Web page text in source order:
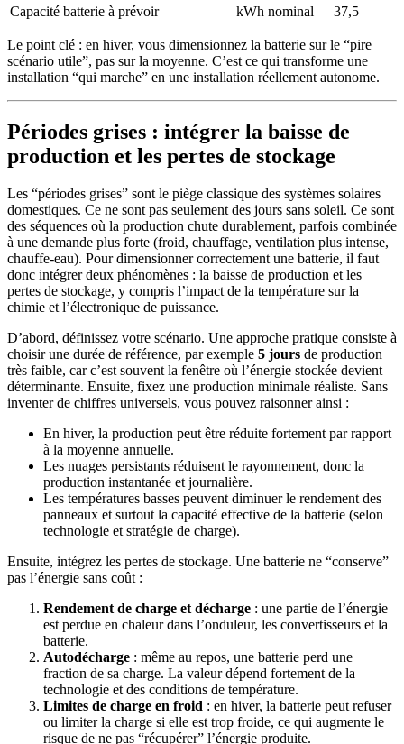
Capacité batterie à prévoir
kWh nominal 37,5
Le point clé : en hiver, vous dimensionnez la batterie sur le “pire
scénario utile”, pas sur la moyenne. C’est ce qui transforme une
installation “qui marche” en une installation réellement autonome.
Périodes grises : intégrer la baisse de
production et les pertes de stockage
Les “périodes grises” sont le piège classique des systèmes solaires
domestiques. Ce ne sont pas seulement des jours sans soleil. Ce sont
des séquences où la production chute durablement, parfois combinée
à une demande plus forte (froid, chauffage, ventilation plus intense,
chauffe-eau). Pour dimensionner correctement une batterie, il faut
donc intégrer deux phénomènes : la baisse de production et les
pertes de stockage, y compris l’impact de la température sur la
chimie et l’électronique de puissance.
D’abord, définissez votre scénario. Une approche pratique consiste à
choisir une durée de référence, par exemple 5 jours de production
très faible, car c’est souvent la fenêtre où l’énergie stockée devient
déterminante. Ensuite, fixez une production minimale réaliste. Sans
inventer de chiffres universels, vous pouvez raisonner ainsi :
En hiver, la production peut être réduite fortement par rapport
à la moyenne annuelle.
Les nuages persistants réduisent le rayonnement, donc la
production instantanée et journalière.
Les températures basses peuvent diminuer le rendement des
panneaux et surtout la capacité effective de la batterie (selon
technologie et stratégie de charge).
Ensuite, intégrez les pertes de stockage. Une batterie ne “conserve”
pas l’énergie sans coût :
Rendement de charge et décharge : une partie de l’énergie
est perdue en chaleur dans l’onduleur, les convertisseurs et la
batterie.
Autodécharge : même au repos, une batterie perd une
fraction de sa charge. La valeur dépend fortement de la
technologie et des conditions de température.
Limites de charge en froid : en hiver, la batterie peut refuser
ou limiter la charge si elle est trop froide, ce qui augmente le
risque de ne pas “récupérer” l’énergie produite.